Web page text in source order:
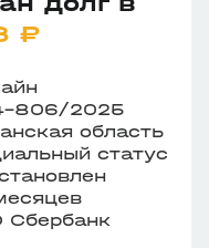
₽
806/2025
область
статус
Сбербанк